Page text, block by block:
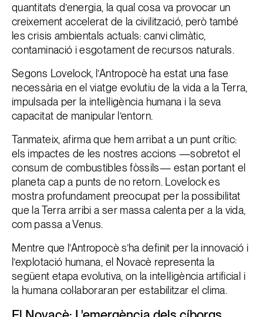
quantitats d’energia, la qual cosa va provocar un
creixement accelerat de la civilització, però també
les crisis ambientals actuals: canvi climàtic,
contaminació i esgotament de recursos naturals.
Segons Lovelock, l’Antropocè ha estat una fase
necessària en el viatge evolutiu de la vida a la Terra,
impulsada per la intel·ligència humana i la seva
capacitat de manipular l’entorn.
Tanmateix, afirma que hem arribat a un punt crític:
els impactes de les nostres accions —sobretot el
consum de combustibles fòssils— estan portant el
planeta cap a punts de no retorn. Lovelock es
mostra profundament preocupat per la possibilitat
que la Terra arribi a ser massa calenta per a la vida,
com passa a Venus.
Mentre que l’Antropocè s’ha definit per la innovació i
l’explotació humana, el Novacè representa la
següent etapa evolutiva, on la intel·ligència artificial i
la humana col·laboraran per estabilitzar el clima.